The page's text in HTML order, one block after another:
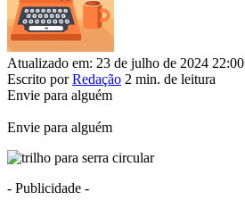
Atualizado em: 23 de julho de 2024 22:00
Escrito por Redação 2 min. de leitura
Envie para alguém
Envie para alguém
- Publicidade -